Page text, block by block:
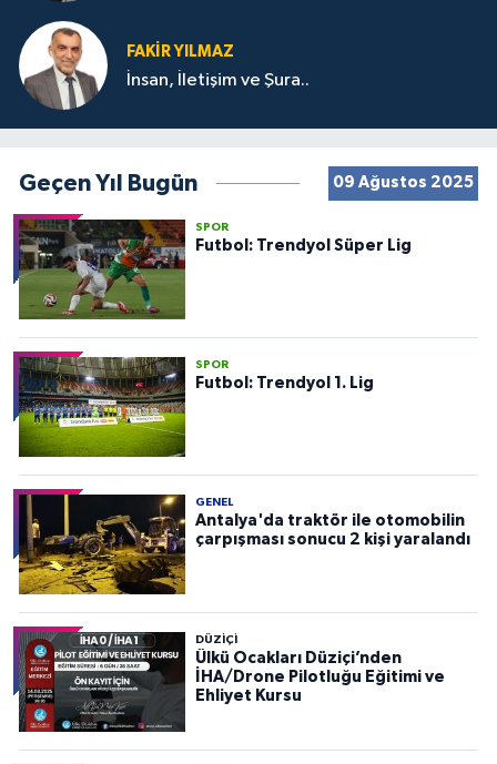
FAKIR YILMAZ
İnsan, İletişim ve Şura..
Geçen Yıl Bugün 09 Ağustos 2025
SPOR
Futbol: Trendyol Süper Lig
SPOR
Futbol: Trendyol 1. Lig
GENEL
Antalya'da traktör ile otomobilin
çarpışması sonucu 2 kişi yaralandı
DÜZIÇI
Ülkü Ocakları Düziçi’nden
İHA/Drone Pilotluğu Eğitimi ve
Ehliyet Kursu